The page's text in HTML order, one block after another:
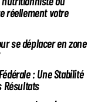
réellement votre
se déplacer en zone
: Une Stabilité
Résultats